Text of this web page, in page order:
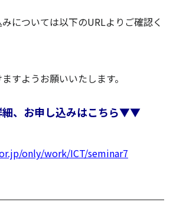
については以下のURLよりご確認く
すようお願いいたします。
、お申し込みはこちら▼▼
only/work/ICT/seminar7